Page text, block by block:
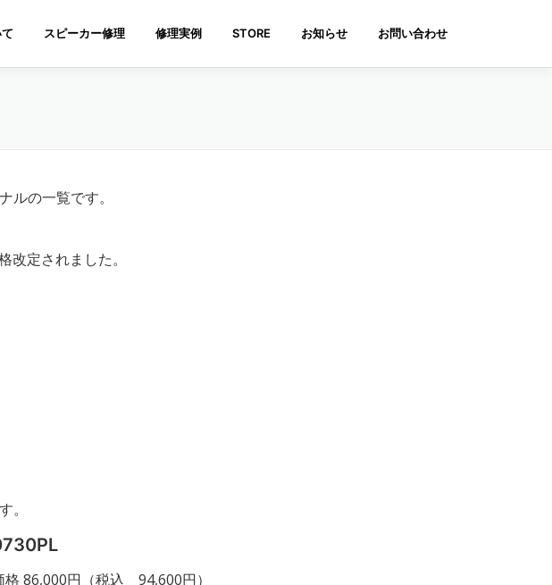
スピーカー修理 修理実例 STORE お知らせ お問い合わせ
の一覧です。
定されました。
。
格 86,000円（税込 94,600円）